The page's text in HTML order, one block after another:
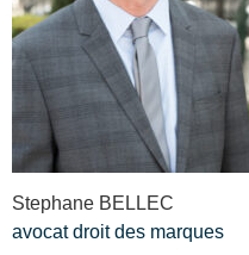
Stephane BELLEC
avocat droit des marques